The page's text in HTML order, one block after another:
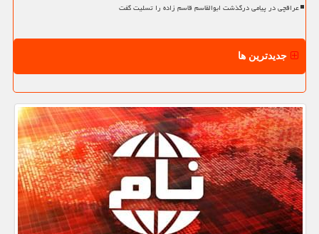
عراقچی در پیامی درگذشت ابوالقاسم قاسم زاده را تسلیت گفت
جدیدترین ها